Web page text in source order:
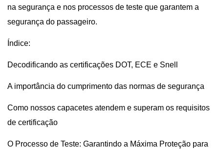
na segurança e nos processos de teste que garantem a
segurança do passageiro.
Índice:
Decodificando as certificações DOT, ECE e Snell
A importância do cumprimento das normas de segurança
Como nossos capacetes atendem e superam os requisitos
de certificação
O Processo de Teste: Garantindo a Máxima Proteção para